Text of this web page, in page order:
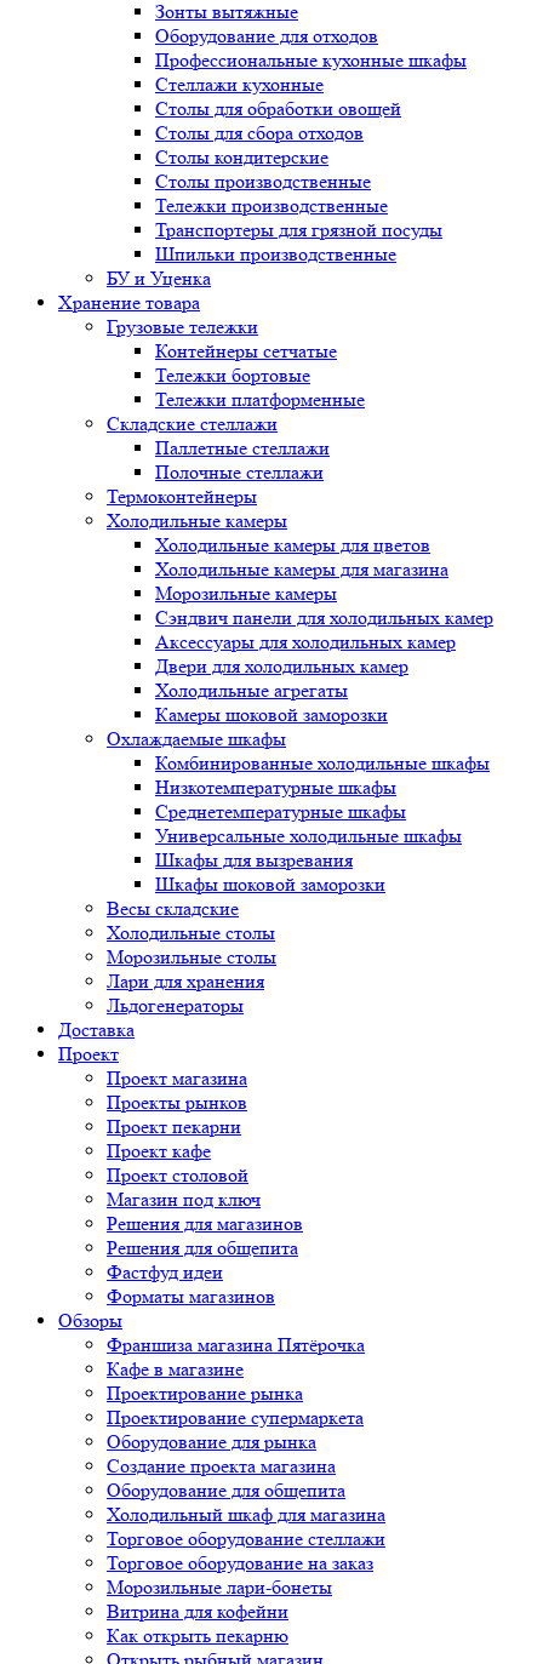
Зонты вытяжные
Оборудование для отходов
Профессиональные кухонные шкафы
Стеллажи кухонные
Столы для обработки овощей
Столы для сбора отходов
Столы кондитерские
Столы производственные
Тележки производственные
Транспортеры для грязной посуды
Шпильки производственные
БУ и Уценка
Хранение товара
Грузовые тележки
Контейнеры сетчатые
Тележки бортовые
Тележки платформенные
Складские стеллажи
Паллетные стеллажи
Полочные стеллажи
Термоконтейнеры
Холодильные камеры
Холодильные камеры для цветов
Холодильные камеры для магазина
Морозильные камеры
Сэндвич панели для холодильных камер
Аксессуары для холодильных камер
Двери для холодильных камер
Холодильные агрегаты
Камеры шоковой заморозки
Охлаждаемые шкафы
Комбинированные холодильные шкафы
Низкотемпературные шкафы
Среднетемпературные шкафы
Универсальные холодильные шкафы
Шкафы для вызревания
Шкафы шоковой заморозки
Весы складские
Холодильные столы
Морозильные столы
Лари для хранения
Льдогенераторы
Доставка
Проект
Проект магазина
Проекты рынков
Проект пекарни
Проект кафе
Проект столовой
Магазин под ключ
Решения для магазинов
Решения для общепита
Фастфуд идеи
Форматы магазинов
Обзоры
Франшиза магазина Пятёрочка
Кафе в магазине
Проектирование рынка
Проектирование супермаркета
Оборудование для рынка
Создание проекта магазина
Оборудование для общепита
Холодильный шкаф для магазина
Торговое оборудование стеллажи
Торговое оборудование на заказ
Морозильные лари-бонеты
Витрина для кофейни
Как открыть пекарню